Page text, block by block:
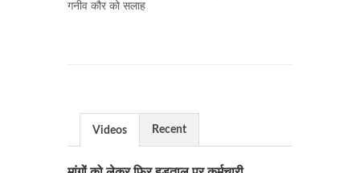
गनीव कौर को सलाह
Videos Recent